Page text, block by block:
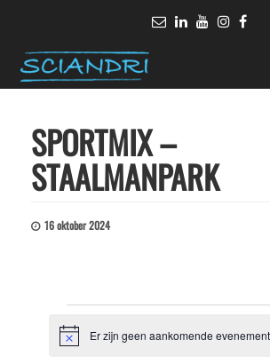
SPORTMIX –
STAALMANPARK
16 oktober 2024
Evenementen
BerichtEr zijn geen aankomende